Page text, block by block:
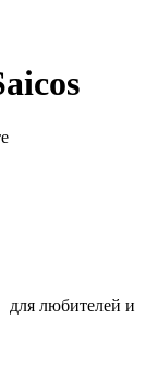
для любителей и